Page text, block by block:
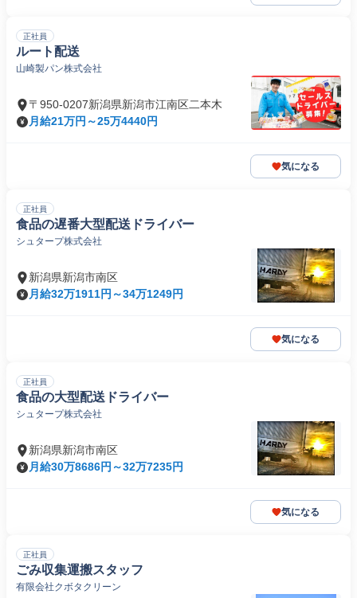
正社員
ルート配送
山崎製パン株式会社
〒950-0207新潟県新潟市江南区二本木
月給21万円～25万4440円
気になる
正社員
食品の遅番大型配送ドライバー
シュタープ株式会社
新潟県新潟市南区
月給32万1911円～34万1249円
気になる
正社員
食品の大型配送ドライバー
シュタープ株式会社
新潟県新潟市南区
月給30万8686円～32万7235円
気になる
正社員
ごみ収集運搬スタッフ
有限会社クボタクリーン